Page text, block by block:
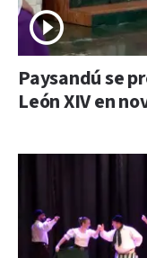
Paysandú se
León XIV en